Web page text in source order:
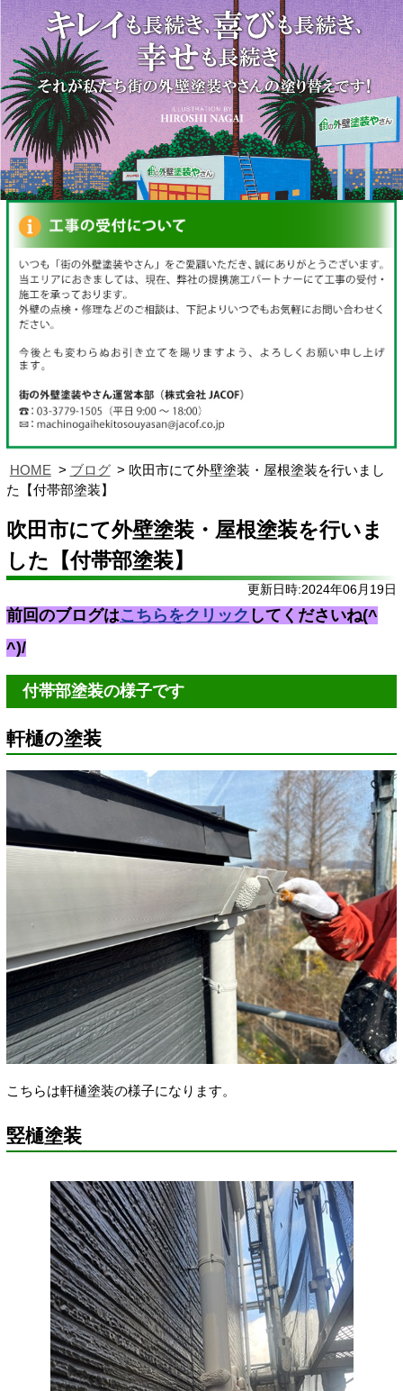
HOME ブログ
吹田市にて外壁塗装・屋根塗装を行いまし
た【付帯部塗装】
吹田市にて外壁塗装・屋根塗装を行いま
した【付帯部塗装】
更新日時:2024年06月19日
前回のブログはこちらをクリック してくださいね(^
^)/
付帯部塗装の様子です
軒樋の塗装
こちらは軒樋塗装の様子になります。
竪樋塗装